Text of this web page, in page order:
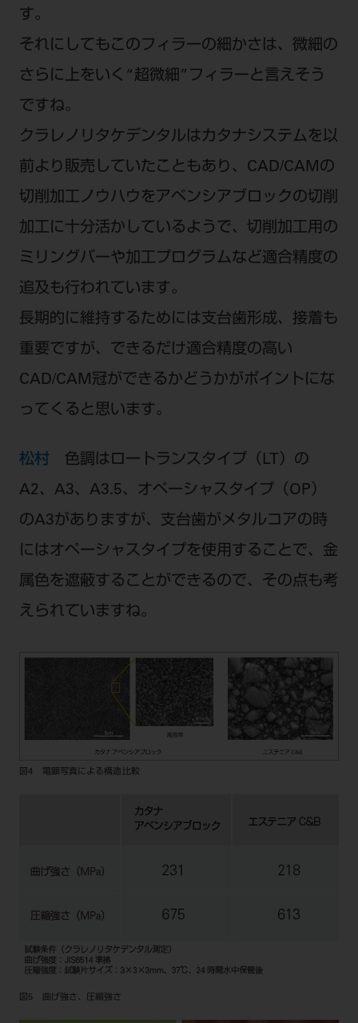
す。
それにしてもこのフィラーの細かさは、微細の
さらに上をいく“超微細”フィラーと言えそう
ですね。
クラレノリタケデンタルはカタナシステムを以
前より販売していたこともあり、CAD/CAMの
切削加工ノウハウをアベンシアブロックの切削
加工に十分活かしているようで、切削加工用の
ミリングバーや加工プログラムなど適合精度の
追及も行われています。
長期的に維持するためには支台歯形成、接着も
重要ですが、できるだけ適合精度の高い
CAD/CAM冠ができるかどうかがポイントにな
ってくると思います。
松村 色調はロートランスタイプ（LT）の
A2、A3、A3.5、オペーシャスタイプ（OP）
のA3がありますが、支台歯がメタルコアの時
にはオペーシャスタイプを使用することで、金
属色を遮蔽することができるので、その点も考
えられていますね。
図4 電顕写真による構造比較
図5 曲げ強さ、圧縮強さ